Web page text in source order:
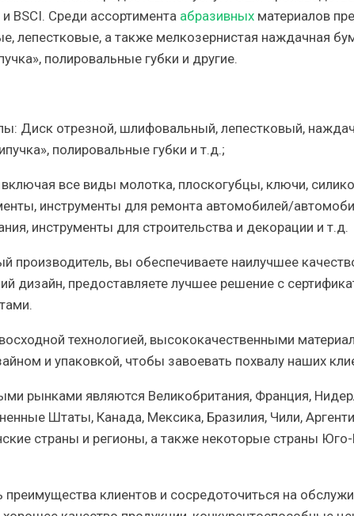
и BSCI. Среди ассортимента абразивных материалов
лепестковые, а также мелкозернистая наждачная
полировальные губки и другие.
Диск отрезной, шлифовальный, лепестковый,
полировальные губки и т.д.;
все виды молотка, плоскогубцы, ключи,
инструменты для ремонта автомобилей/
инструменты для строительства и декорации и т.д.
производитель, вы обеспечиваете наилучшее
дизайн, предоставляете лучшее решение с
технологией, высококачественными
и упаковкой, чтобы завоевать похвалу наших
рынками являются Великобритания, Франция,
Штаты, Канада, Мексика, Бразилия, Чили,
страны и регионы, а также некоторые страны
клиентов и сосредоточиться на